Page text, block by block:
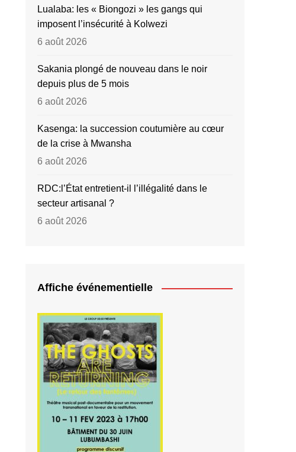
Lualaba: les « Biongozi » les gangs qui
imposent l’insécurité à Kolwezi
6 août 2026
Sakania plongé de nouveau dans le noir
depuis plus de 5 mois
6 août 2026
Kasenga: la succession coutumière au cœur
de la crise à Mwansha
6 août 2026
RDC:l’État entretient-il l’illégalité dans le
secteur artisanal ?
6 août 2026
Affiche événementielle